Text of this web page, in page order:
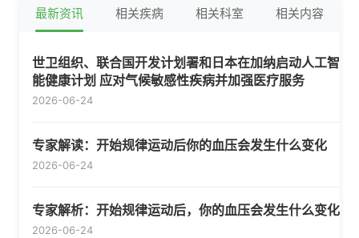
最新资讯 相关疾病 相关科室 相关内容
世卫组织、联合国开发计划署和日本在加纳启动人工智
能健康计划 应对气候敏感性疾病并加强医疗服务
2026-06-24
专家解读：开始规律运动后你的血压会发生什么变化
2026-06-24
专家解析：开始规律运动后，你的血压会发生什么变化
2026-06-24